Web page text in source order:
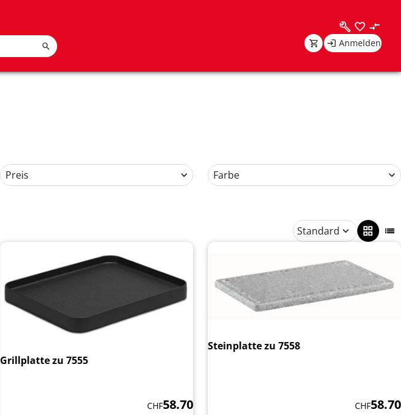
Anmelden
Preis Farbe
Standard
Grillplatte zu 7555
CHF58.70
Steinplatte zu 7558
CHF58.70